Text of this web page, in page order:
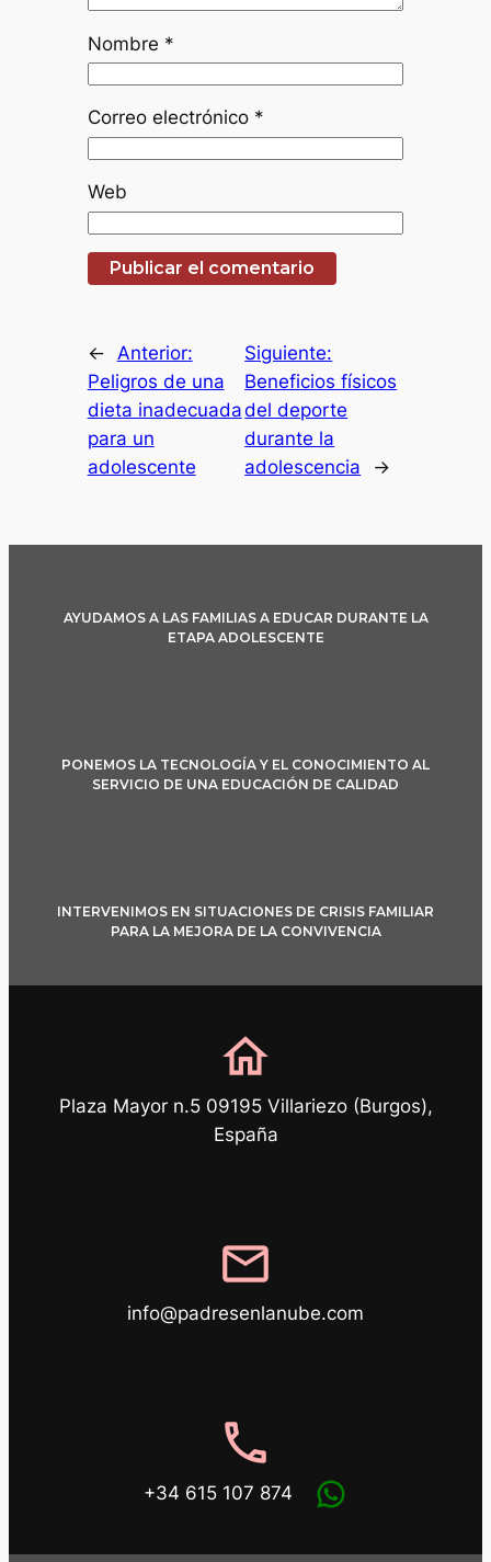
Nombre *
Correo electrónico *
Web
←
Anterior:
Peligros de una
dieta inadecuada
para un
adolescente
Siguiente:
Beneficios físicos
del deporte
durante la
adolescencia
→
AYUDAMOS A LAS FAMILIAS A EDUCAR DURANTE LA
ETAPA ADOLESCENTE
PONEMOS LA TECNOLOGÍA Y EL CONOCIMIENTO AL
SERVICIO DE UNA EDUCACIÓN DE CALIDAD
INTERVENIMOS EN SITUACIONES DE CRISIS FAMILIAR
PARA LA MEJORA DE LA CONVIVENCIA
home
Plaza Mayor n.5 09195 Villariezo (Burgos),
España
mail
info@padresenlanube.com
phone
+34 615 107 874